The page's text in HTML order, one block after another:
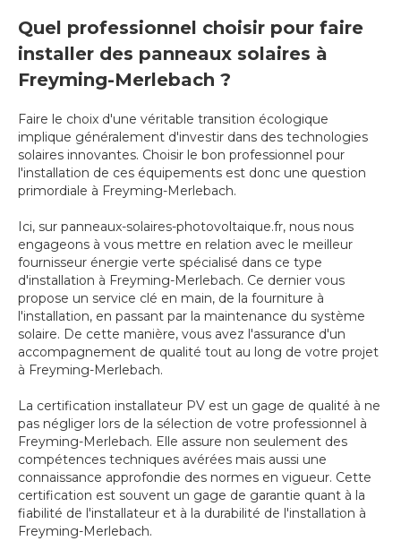
Quel professionnel choisir pour faire
installer des panneaux solaires à
Freyming-Merlebach ?
Faire le choix d'une véritable transition écologique
implique généralement d'investir dans des technologies
solaires innovantes. Choisir le bon professionnel pour
l'installation de ces équipements est donc une question
primordiale à Freyming-Merlebach.
Ici, sur panneaux-solaires-photovoltaique.fr, nous nous
engageons à vous mettre en relation avec le meilleur
fournisseur énergie verte spécialisé dans ce type
d'installation à Freyming-Merlebach. Ce dernier vous
propose un service clé en main, de la fourniture à
l'installation, en passant par la maintenance du système
solaire. De cette manière, vous avez l'assurance d'un
accompagnement de qualité tout au long de votre projet
à Freyming-Merlebach.
La certification installateur PV est un gage de qualité à ne
pas négliger lors de la sélection de votre professionnel à
Freyming-Merlebach. Elle assure non seulement des
compétences techniques avérées mais aussi une
connaissance approfondie des normes en vigueur. Cette
certification est souvent un gage de garantie quant à la
fiabilité de l'installateur et à la durabilité de l'installation à
Freyming-Merlebach.